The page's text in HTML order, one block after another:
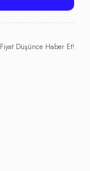
Fiyat Düşünce Haber Et!